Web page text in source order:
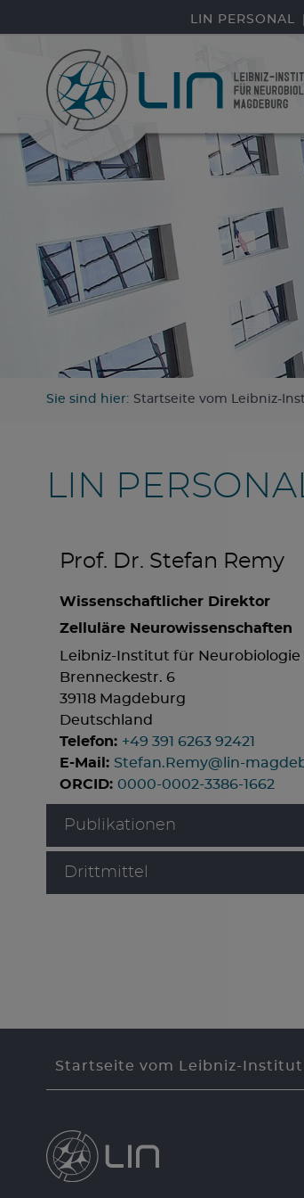
LIN PERSONAL
Sie sind hier: Startseite vom Leibniz-
LIN
Prof. Dr. Stefan Remy
Wissenschaftlicher Direktor
Zelluläre Neurowissenschaften
Leibniz-Institut für Neurobiologie
Brenneckestr. 6
39118 Magdeburg
Deutschland
Telefon: +49 391 6263 92421
E-Mail: Stefan.Remy@lin-
ORCID: 0000-0002-3386-1662
Publikationen
Drittmittel
Startseite vom Leibniz-